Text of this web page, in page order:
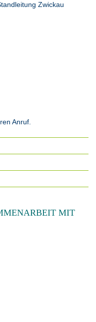
Zwickau
Anruf.
MIT